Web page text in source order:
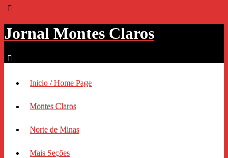
Jornal Montes Claros
Inicio / Home Page
Montes Claros
Norte de Minas
Mais Seções